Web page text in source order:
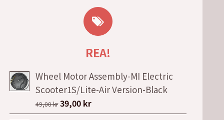
REA!
Wheel Motor Assembly-MI Electric
Scooter1S/Lite-Air Version-Black
49,00kr Det
ursprungliga
39,00 kr
nuvarande